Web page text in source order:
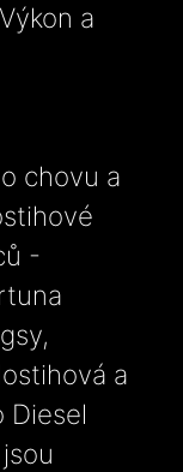
a
chovu a
-
a
Diesel